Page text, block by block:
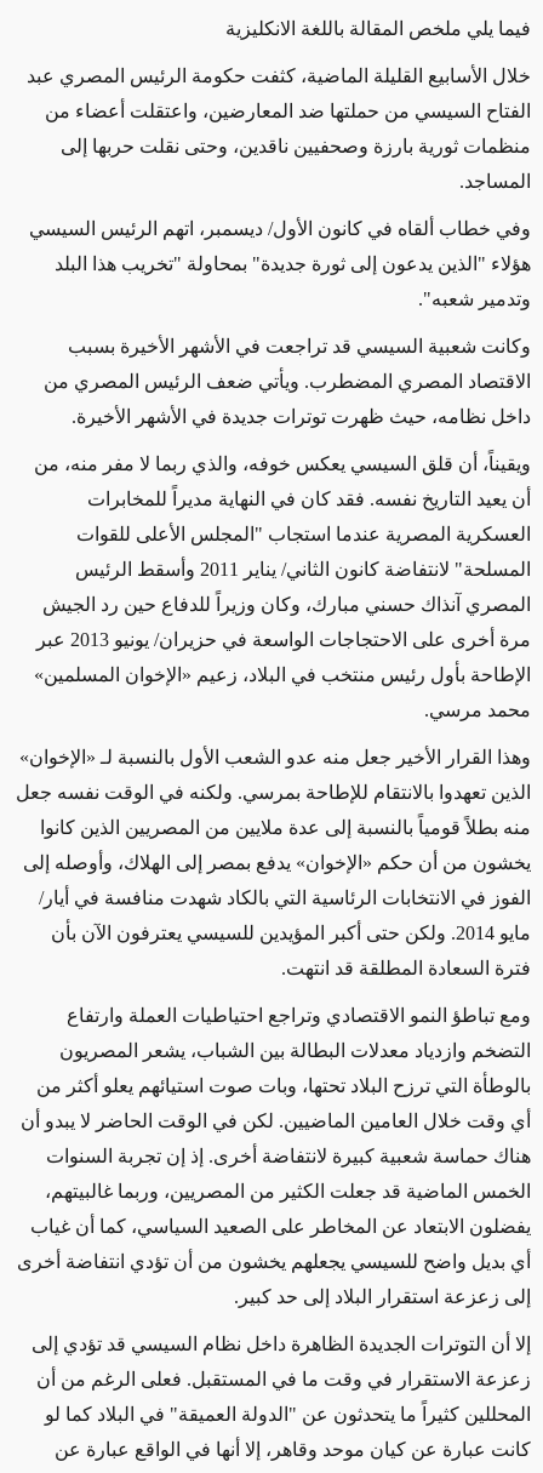
فيما يلي ملخص المقالة باللغة الانكليزية
خلال الأسابيع القليلة الماضية، كثفت حكومة الرئيس المصري عبد
الفتاح السيسي من حملتها ضد المعارضين، واعتقلت أعضاء من
منظمات ثورية بارزة وصحفيين ناقدين، وحتى نقلت حربها إلى
المساجد.
وفي خطاب ألقاه في كانون الأول/ ديسمبر، اتهم الرئيس السيسي
هؤلاء "الذين يدعون إلى ثورة جديدة" بمحاولة "تخريب هذا البلد
وتدمير شعبه".
وكانت شعبية السيسي قد تراجعت في الأشهر الأخيرة بسبب
الاقتصاد المصري المضطرب. ويأتي ضعف الرئيس المصري من
داخل نظامه، حيث ظهرت توترات جديدة في الأشهر الأخيرة.
ويقيناً، أن قلق السيسي يعكس خوفه، والذي ربما لا مفر منه، من
أن يعيد التاريخ نفسه. فقد كان في النهاية مديراً للمخابرات
العسكرية المصرية عندما استجاب "المجلس الأعلى للقوات
المسلحة" لانتفاضة كانون الثاني/ يناير 2011 وأسقط الرئيس
المصري آنذاك حسني مبارك، وكان وزيراً للدفاع حين رد الجيش
مرة أخرى على الاحتجاجات الواسعة في حزيران/ يونيو 2013 عبر
الإطاحة بأول رئيس منتخب في البلاد، زعيم «الإخوان المسلمين»
محمد مرسي.
وهذا القرار الأخير جعل منه عدو الشعب الأول بالنسبة لـ «الإخوان»
الذين تعهدوا بالانتقام للإطاحة بمرسي. ولكنه في الوقت نفسه جعل
منه بطلاً قومياً بالنسبة إلى عدة ملايين من المصريين الذين كانوا
يخشون من أن حكم «الإخوان» يدفع بمصر إلى الهلاك، وأوصله إلى
الفوز في الانتخابات الرئاسية التي بالكاد شهدت منافسة في أيار/
مايو 2014. ولكن حتى أكبر المؤيدين للسيسي يعترفون الآن بأن
فترة السعادة المطلقة قد انتهت.
ومع تباطؤ النمو الاقتصادي وتراجع احتياطيات العملة وارتفاع
التضخم وازدياد معدلات البطالة بين الشباب، يشعر المصريون
بالوطأة التي ترزح البلاد تحتها، وبات صوت استيائهم يعلو أكثر من
أي وقت خلال العامين الماضيين. لكن في الوقت الحاضر لا يبدو أن
هناك حماسة شعبية كبيرة لانتفاضة أخرى. إذ إن تجربة السنوات
الخمس الماضية قد جعلت الكثير من المصريين، وربما غالبيتهم،
يفضلون الابتعاد عن المخاطر على الصعيد السياسي، كما أن غياب
أي بديل واضح للسيسي يجعلهم يخشون من أن تؤدي انتفاضة أخرى
إلى زعزعة استقرار البلاد إلى حد كبير.
إلا أن التوترات الجديدة الظاهرة داخل نظام السيسي قد تؤدي إلى
زعزعة الاستقرار في وقت ما في المستقبل. فعلى الرغم من أن
المحللين كثيراً ما يتحدثون عن "الدولة العميقة" في البلاد كما لو
كانت عبارة عن كيان موحد وقاهر، إلا أنها في الواقع عبارة عن